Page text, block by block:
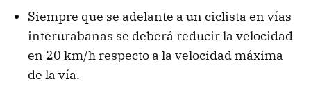
Siempre que se adelante a un ciclista en vías
interurabanas se deberá reducir la velocidad
en 20 km/h respecto a la velocidad máxima
de la vía.